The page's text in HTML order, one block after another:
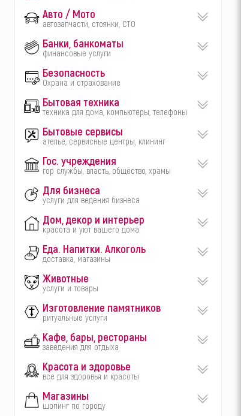
Авто / Мото
автозапчасти, стоянки, СТО
Банки, банкоматы
финансовые услуги
Безопасность
Охрана и страхование
Бытовая техника
техника для дома, компьютеры, телефоны
Бытовые сервисы
ателье, сервисные центры, клининг
Гос. учреждения
гор службы, власть, общество, храмы
Для бизнеса
услуги для ведения бизнеса
Дом, декор и интерьер
красота и уют вашего дома
Еда. Напитки. Алкоголь
доставка, магазины
Животные
услуги и товары
Изготовление памятников
ритуальные услуги
Кафе, бары, рестораны
заведения для отдыха
Красота и здоровье
все для здоровья и красоты
Магазины
шопинг по городу